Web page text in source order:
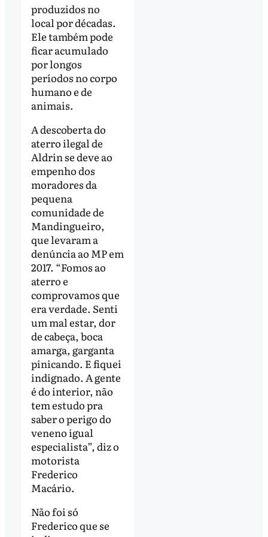
produzidos no
local por décadas.
Ele também pode
ficar acumulado
por longos
períodos no corpo
humano e de
animais.
A descoberta do
aterro ilegal de
Aldrin se deve ao
empenho dos
moradores da
pequena
comunidade de
Mandingueiro,
que levaram a
denúncia ao MP em
2017. “Fomos ao
aterro e
comprovamos que
era verdade. Senti
um mal estar, dor
de cabeça, boca
amarga, garganta
pinicando. E fiquei
indignado. A gente
é do interior, não
tem estudo pra
saber o perigo do
veneno igual
especialista”, diz o
motorista
Frederico
Macário.
Não foi só
Frederico que se